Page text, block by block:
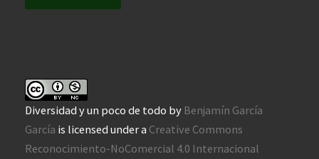
Diversidad y un poco de todo by Benjamín García
García is licensed under a Creative Commons
Reconocimiento-NoComercial 4.0 Internacional